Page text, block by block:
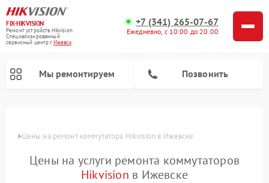
FIX-HIKVISION
Ремонт устройств Hikvision
Специализированный
cервисный центр г.Ижевск
+7 (341) 265-07-67
Ежедневно, с 10:00 до 20:00
Мы ремонтируем Позвонить
Цены на ремонт коммутатора Hikvision в Ижевске
Цены на услуги ремонта коммутаторов
Hikvision в Ижевске